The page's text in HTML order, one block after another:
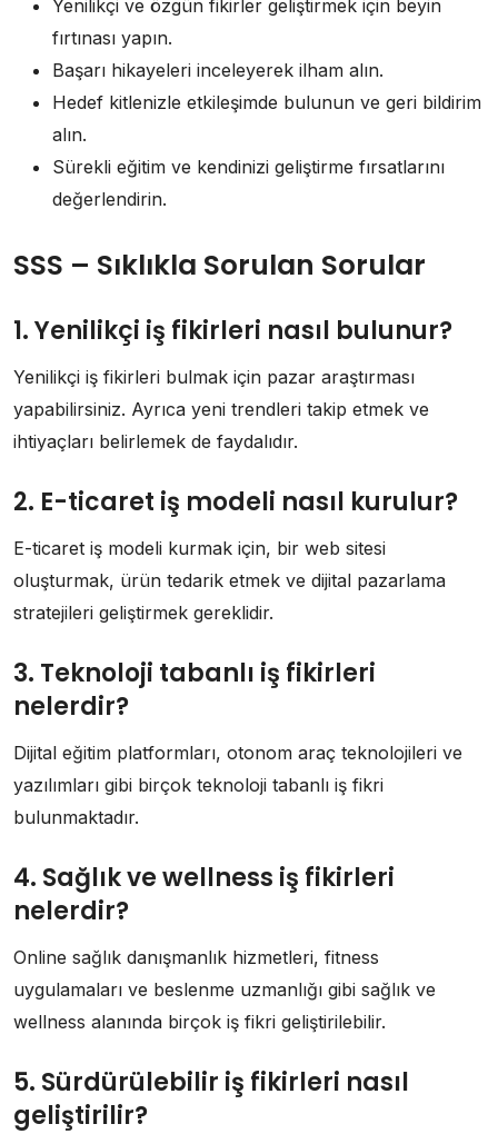
Yenilikçi ve özgün fikirler geliştirmek için beyin
fırtınası yapın.
Başarı hikayeleri inceleyerek ilham alın.
Hedef kitlenizle etkileşimde bulunun ve geri bildirim
alın.
Sürekli eğitim ve kendinizi geliştirme fırsatlarını
değerlendirin.
SSS – Sıklıkla Sorulan Sorular
1. Yenilikçi iş fikirleri nasıl bulunur?
Yenilikçi iş fikirleri bulmak için pazar araştırması
yapabilirsiniz. Ayrıca yeni trendleri takip etmek ve
ihtiyaçları belirlemek de faydalıdır.
2. E-ticaret iş modeli nasıl kurulur?
E-ticaret iş modeli kurmak için, bir web sitesi
oluşturmak, ürün tedarik etmek ve dijital pazarlama
stratejileri geliştirmek gereklidir.
3. Teknoloji tabanlı iş fikirleri
nelerdir?
Dijital eğitim platformları, otonom araç teknolojileri ve
yazılımları gibi birçok teknoloji tabanlı iş fikri
bulunmaktadır.
4. Sağlık ve wellness iş fikirleri
nelerdir?
Online sağlık danışmanlık hizmetleri, fitness
uygulamaları ve beslenme uzmanlığı gibi sağlık ve
wellness alanında birçok iş fikri geliştirilebilir.
5. Sürdürülebilir iş fikirleri nasıl
geliştirilir?